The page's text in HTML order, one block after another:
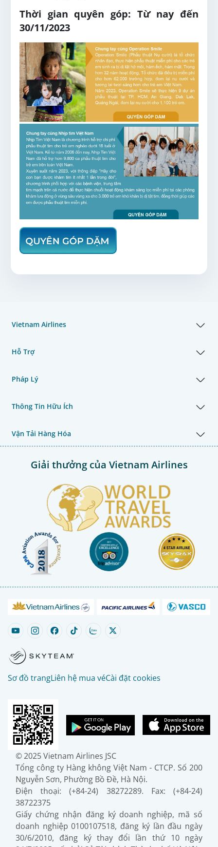
Thời gian quyên góp: Từ nay đến
30/11/2023
Vietnam Airlines
Hỗ Trợ
Pháp Lý
Thông Tin Hữu Ích
Vận Tải Hàng Hóa
Giải thưởng của Vietnam Airlines
Sơ đồ trangLiên hệ mua véCài đặt cookies
© 2025 Vietnam Airlines JSC
Tổng công ty Hàng không Việt Nam - CTCP. Số 200
Nguyễn Sơn, Phường Bồ Đề, Hà Nội.
Điện thoại: (+84-24) 38272289. Fax: (+84-24)
38722375
Giấy chứng nhận đăng ký doanh nghiệp, mã số
doanh nghiệp 0100107518, đăng ký lần đầu ngày
30/6/2010, đăng ký thay đổi lần thứ 10 ngày